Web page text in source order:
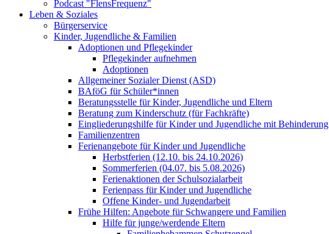
Podcast "FlensFrequenz"
Leben & Soziales
Bürgerservice
Kinder, Jugendliche & Familien
Adoptionen und Pflegekinder
Pflegekinder aufnehmen
Adoptionen
Allgemeiner Sozialer Dienst (ASD)
BAföG für Schüler*innen
Beratungsstelle für Kinder, Jugendliche und Eltern
Beratung zum Kinderschutz (für Fachkräfte)
Eingliederungshilfe für Kinder und Jugendliche mit Behinderung
Familienzentren
Ferienangebote für Kinder und Jugendliche
Herbstferien (12.10. bis 24.10.2026)
Sommerferien (04.07. bis 5.08.2026)
Ferienaktionen der Schulsozialarbeit
Ferienpass für Kinder und Jugendliche
Offene Kinder- und Jugendarbeit
Frühe Hilfen: Angebote für Schwangere und Familien
Hilfe für junge/werdende Eltern